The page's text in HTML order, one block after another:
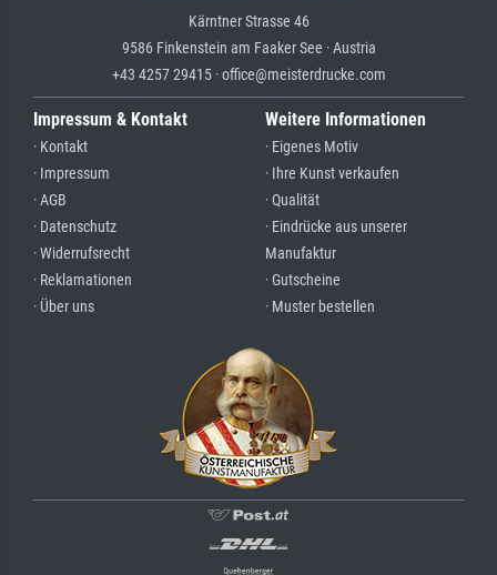
Kärntner Strasse 46
9586 Finkenstein am Faaker See · Austria
+43 4257 29415 · office@meisterdrucke.com
Impressum & Kontakt
· Kontakt
· Impressum
· AGB
· Datenschutz
· Widerrufsrecht
· Reklamationen
· Über uns
Weitere Informationen
· Eigenes Motiv
· Ihre Kunst verkaufen
· Qualität
· Eindrücke aus unserer
Manufaktur
· Gutscheine
· Muster bestellen